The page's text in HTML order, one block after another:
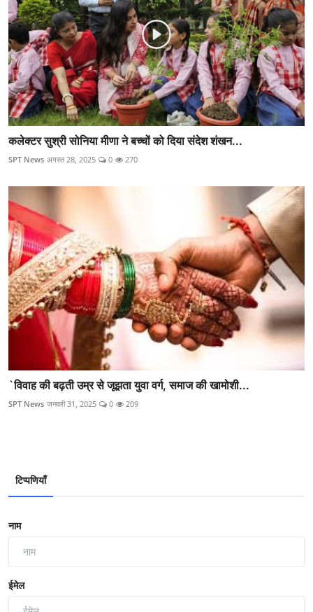
कलेक्टर सुश्री सोनिया मीणा ने बच्चों को दिया संदेश शंखन...
SPT News अगस्त 28, 2025 0 270
`विवाह की बढ़ती उम्र से जूझता युवा वर्ग, समाज की खामोशी...
SPT News जनवरी 31, 2025 0 209
टिप्पणियाँ
नाम
ईमेल